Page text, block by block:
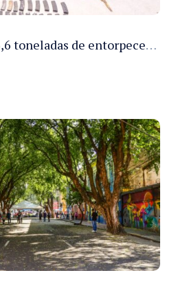
PMAM apreende 16,6 toneladas de entorpecentes e registra aumento nas prisões em flagrante e nas capturas de foragidos no primeiro semestre de 2026